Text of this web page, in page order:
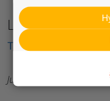
Lisää
Tutustu ruduslaisiin
Julkaisija: Rudus Pro